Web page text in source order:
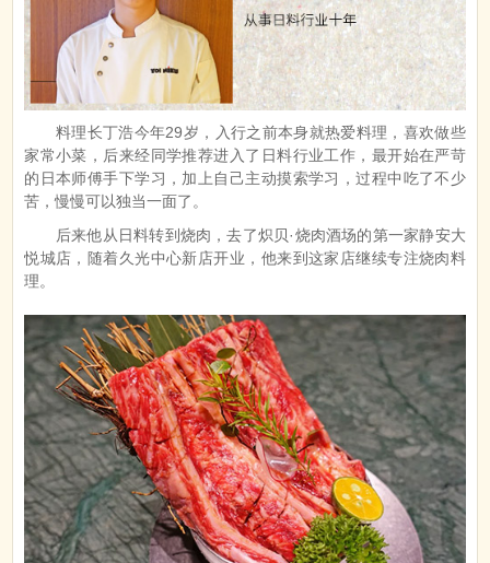
料理长丁浩今年29岁，入行之前本身就热爱料理，喜欢做些
家常小菜，后来经同学推荐进入了日料行业工作，最开始在严苛
的日本师傅手下学习，加上自己主动摸索学习，过程中吃了不少
苦，慢慢可以独当一面了。
后来他从日料转到烧肉，去了炽贝·烧肉酒场的第一家静安大
悦城店，随着久光中心新店开业，他来到这家店继续专注烧肉料
理。